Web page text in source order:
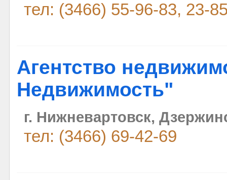
тел: (3466) 55-96-83, 23-
Агентство
Недвижимость"
г. Нижневартовск,
тел: (3466) 69-42-69